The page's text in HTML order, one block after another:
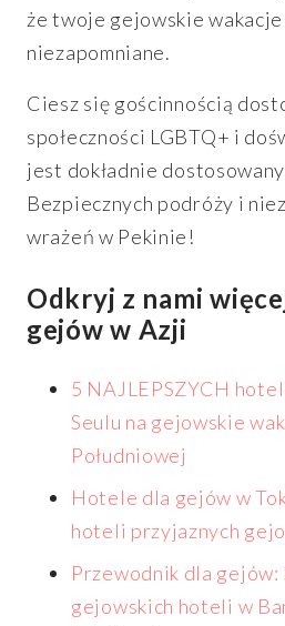
że twoje gejowskie wakacje
niezapomniane.
Ciesz się gościnnością
społeczności LGBTQ+ i
jest dokładnie
Bezpiecznych podróży i
wrażeń w Pekinie!
Odkryj z nami
gejów w Azji
5 NAJLEPSZYCH
Seulu na gejowskie
Południowej
Hotele dla gejów w
hoteli przyjaznych
Przewodnik dla gejów:
gejowskich hoteli w